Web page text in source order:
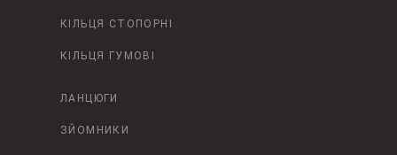
КІЛЬЦЯ СТОПОРНІ
КІЛЬЦЯ ГУМОВІ
ЛАНЦЮГИ
ЗЙОМНИКИ